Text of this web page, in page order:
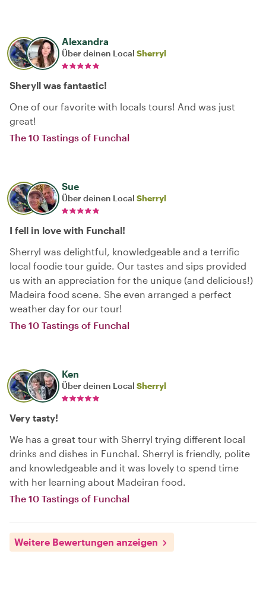
Alexandra
Über deinen Local Sherryl
Sheryll was fantastic!
One of our favorite with locals tours! And was just
great!
The 10 Tastings of Funchal
Sue
Über deinen Local Sherryl
I fell in love with Funchal!
Sherryl was delightful, knowledgeable and a terrific
local foodie tour guide. Our tastes and sips provided
us with an appreciation for the unique (and delicious!)
Madeira food scene. She even arranged a perfect
weather day for our tour!
The 10 Tastings of Funchal
Ken
Über deinen Local Sherryl
Very tasty!
We has a great tour with Sherryl trying different local
drinks and dishes in Funchal. Sherryl is friendly, polite
and knowledgeable and it was lovely to spend time
with her learning about Madeiran food.
The 10 Tastings of Funchal
Weitere Bewertungen anzeigen